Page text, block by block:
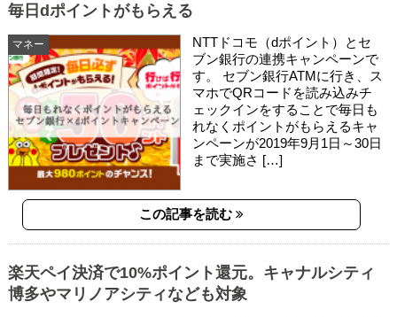
マネー
毎日dポイントがもらえる
NTTドコモ（dポイント）とセ
ブン銀行の連携キャンペーンで
す。 セブン銀行ATMに行き、ス
マホでQRコードを読み込みチ
ェックインをすることで毎日も
れなくポイントがもらえるキャ
ンペーンが2019年9月1日～30日
まで実施さ […]
この記事を読む
楽天ペイ決済で10%ポイント還元。キャナルシティ
博多やマリノアシティなども対象